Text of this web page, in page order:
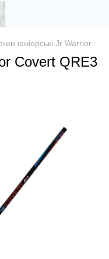
юніорські Jr Warrior
Covert QRE3